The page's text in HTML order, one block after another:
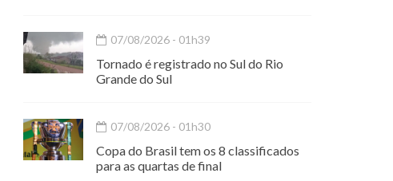
07/08/2026 - 01h39
Tornado é registrado no Sul do Rio
Grande do Sul
07/08/2026 - 01h30
Copa do Brasil tem os 8 classificados
para as quartas de final